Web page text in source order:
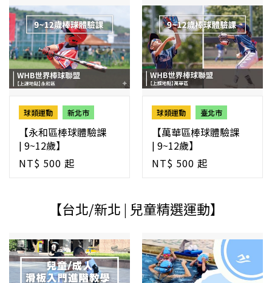
球類運動 新北市
【永和區棒球體驗課
| 9~12歲】
NT$ 500 起
球類運動 臺北市
【萬華區棒球體驗課
| 9~12歲】
NT$ 500 起
【台北/新北 | 兒童精選運動】